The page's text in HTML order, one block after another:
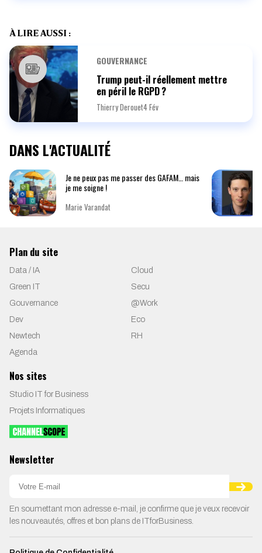
À LIRE AUSSI :
GOUVERNANCE
Trump peut-il réellement mettre
en péril le RGPD ?
Thierry Derouet4 Fév
DANS L'ACTUALITÉ
Je ne peux pas me passer des GAFAM… mais
je me soigne !
Marie Varandat
Plan du site
Data / IA
Cloud
Green IT
Secu
Gouvernance
@Work
Dev
Eco
Newtech
RH
Agenda
Nos sites
Studio IT for Business
Projets Informatiques
Newsletter
En soumettant mon adresse e-mail, je confirme que je veux recevoir
les nouveautés, offres et bon plans de ITforBusiness.